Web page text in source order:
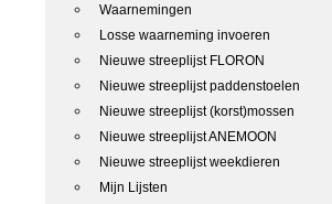
Waarnemingen
Losse waarneming invoeren
Nieuwe streeplijst FLORON
Nieuwe streeplijst paddenstoelen
Nieuwe streeplijst (korst)mossen
Nieuwe streeplijst ANEMOON
Nieuwe streeplijst weekdieren
Mijn Lijsten